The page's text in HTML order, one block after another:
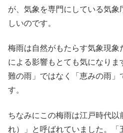
が、気象を専門にしている気
しいのです。
梅雨は自然がもたらす気象現
による影響もとても気になりま
難の雨」ではなく「恵みの雨
す。
ちなみにこの梅雨は江戸時代以
れ）」と呼ばれていました。